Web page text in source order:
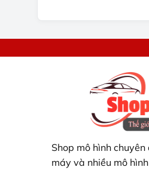
Shop mô hình
máy và nhiều mô